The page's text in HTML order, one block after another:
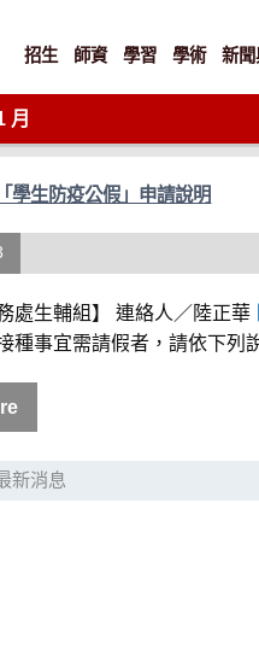
招生 師資 學習 學術 新聞
月
學生防疫公假」申請說明
處生輔組】 連絡人／陸正華
種事宜需請假者，請依下
新消息